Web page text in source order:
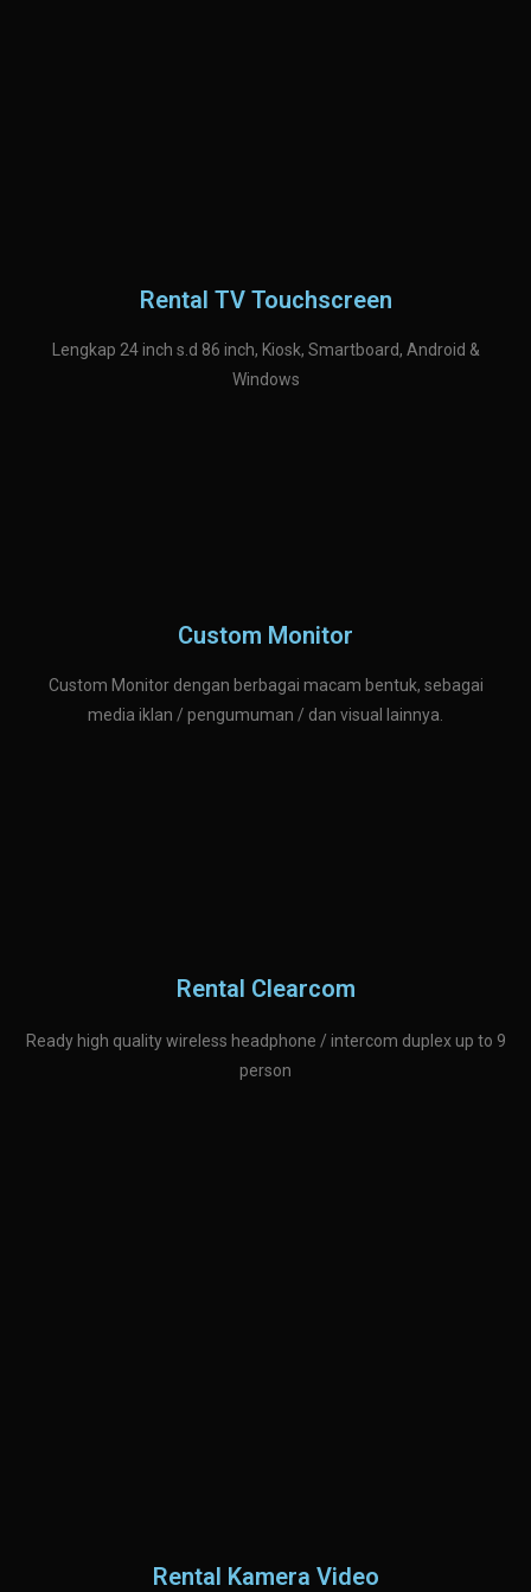
Rental TV Touchscreen
Lengkap 24 inch s.d 86 inch, Kiosk, Smartboard, Android &
Windows
Custom Monitor
Custom Monitor dengan berbagai macam bentuk, sebagai
media iklan / pengumuman / dan visual lainnya.
Rental Clearcom
Ready high qualitywireless headphone / intercom duplexup to 9
person
Rental Kamera Video